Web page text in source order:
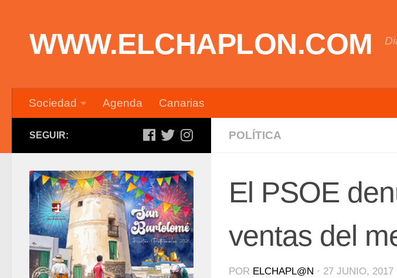
WWW.ELCHAPLON.COM
Sociedad Agenda Canarias
POLÍTICA
El PSOE
ventas del
POR ELCHAPL@N · 27 JUNIO, 2017
SEGUIR: